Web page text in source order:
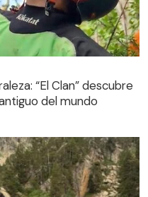
del mundo
“El Clan” descubre
del mundo